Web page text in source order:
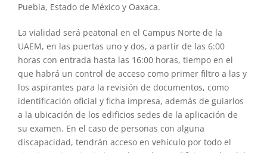
Puebla, Estado de México y Oaxaca.
La vialidad será peatonal en el Campus Norte de la
UAEM, en las puertas uno y dos, a partir de las 6:00
horas con entrada hasta las 16:00 horas, tiempo en el
que habrá un control de acceso como primer filtro a las y
los aspirantes para la revisión de documentos, como
identificación oficial y ficha impresa, además de guiarlos
a la ubicación de los edificios sedes de la aplicación de
su examen. En el caso de personas con alguna
discapacidad, tendrán acceso en vehículo por todo el